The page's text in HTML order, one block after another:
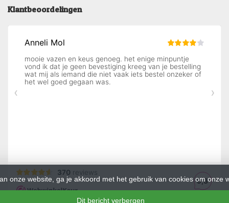
Klantbeoordelingen
onze website, ga je akkoord met het gebruik van cookies om onze
Dit bericht verbergen